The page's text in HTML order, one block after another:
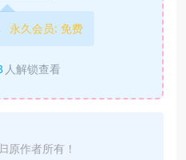
永久会员: 免费
人解锁查看
原作者所有！